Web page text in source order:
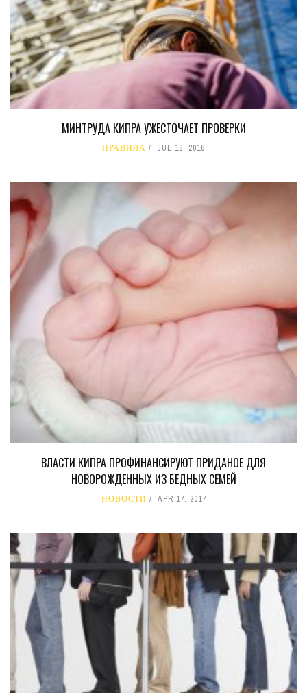
МИНТРУДА КИПРА УЖЕСТОЧАЕТ ПРОВЕРКИ
ПРАВИЛА JUL 16, 2016
ВЛАСТИ КИПРА ПРОФИНАНСИРУЮТ ПРИДАНОЕ ДЛЯ
НОВОРОЖДЕННЫХ ИЗ БЕДНЫХ СЕМЕЙ
НОВОСТИ APR 17, 2017